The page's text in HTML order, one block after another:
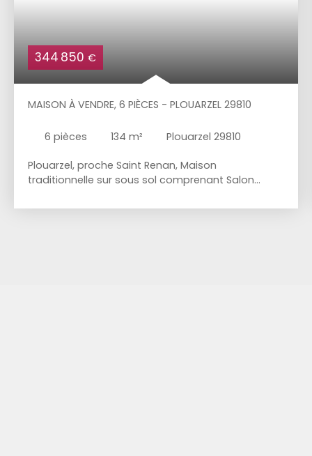
344 850 €
MAISON À VENDRE, 6 PIÈCES - PLOUARZEL 29810
6 pièces 134 m² Plouarzel 29810
Plouarzel, proche Saint Renan, Maison
traditionnelle sur sous sol comprenant Salon
chambres, bureau, salle de bains. Sous sol